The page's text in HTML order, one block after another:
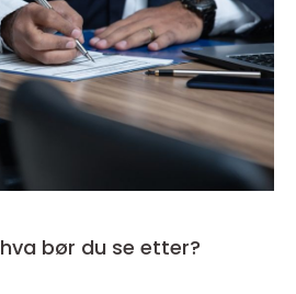
Advokat Ålesund hva bør du se etter?